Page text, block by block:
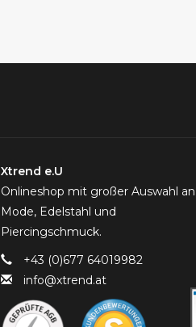
Xtrend e.U
Onlineshop mit großer Auswahl an
Mode, Edelstahl und
Piercingschmuck.
+43 (0)677 64019982
info@xtrend.at